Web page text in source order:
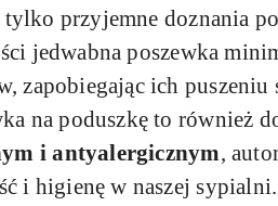
przyjemne doznania
jedwabna poszewka
zapobiegając ich puszeniu
na poduszkę to również
i antyalergicznym,
i higienę w naszej